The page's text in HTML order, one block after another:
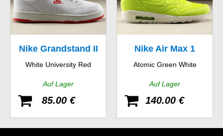
Nike Grandstand II
White University Red
Auf Lager
85.00 €
Nike Air Max 1
Atomic Green White
Auf Lager
140.00 €